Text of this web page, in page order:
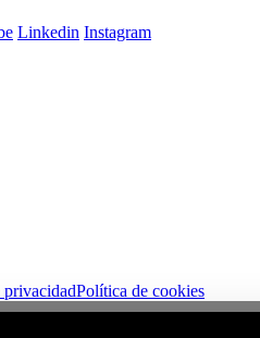
Linkedin Instagram
Política de cookies